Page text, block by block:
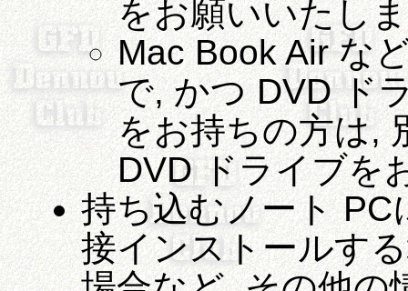
をお願いいたし
Mac Book Air な
で, かつ DVD ド
をお持ちの方は,
DVD ドライブを
持ち込むノート PC
接インストールす